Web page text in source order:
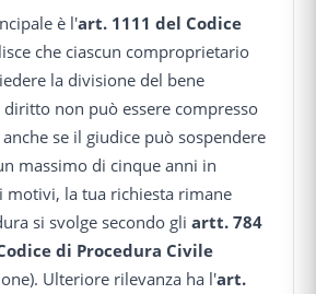
è l'art. 1111 del Codice
che ciascun comproprietario
la divisione del bene
non può essere compresso
se il giudice può sospendere
massimo di cinque anni in
motivi, la tua richiesta rimane
si svolge secondo gli artt. 784
di Procedura Civile
Ulteriore rilevanza ha l'art.